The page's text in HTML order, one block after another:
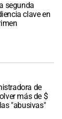
segunda
clave en
de
más de $
"abusivas"